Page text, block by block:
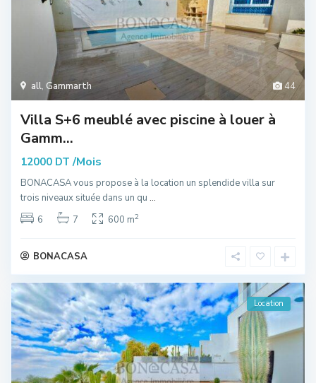
44
all, Gammarth
Villa S+6 meublé avec piscine à louer à
Gamm...
12000 DT /Mois
BONACASA vous propose à la location un splendide villa sur
trois niveaux située dans un qu ...
6
7 600 m2
BONACASA
Location